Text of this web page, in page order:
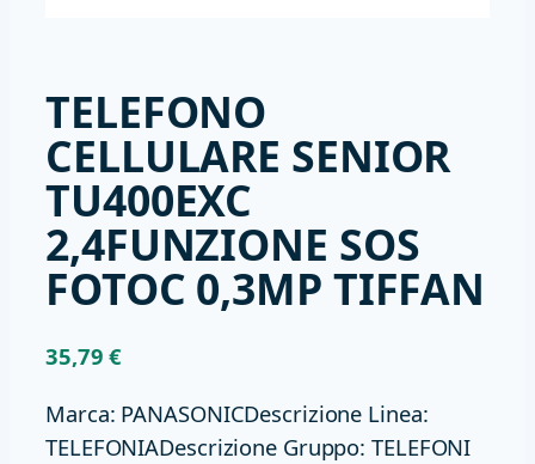
TELEFONO
CELLULARE SENIOR
TU400EXC
2,4FUNZIONE SOS
FOTOC 0,3MP TIFFAN
35,79€
Marca: PANASONICDescrizione Linea:
TELEFONIADescrizione Gruppo: TELEFONI